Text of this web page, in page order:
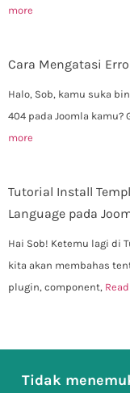
more
Cara Mengatasi
Halo, Sob, kamu suka
404 pada Joomla kamu?
more
Tutorial Install
Language pada
Hai Sob! Ketemu lagi di
kita akan membahas
plugin, component,
Tidak